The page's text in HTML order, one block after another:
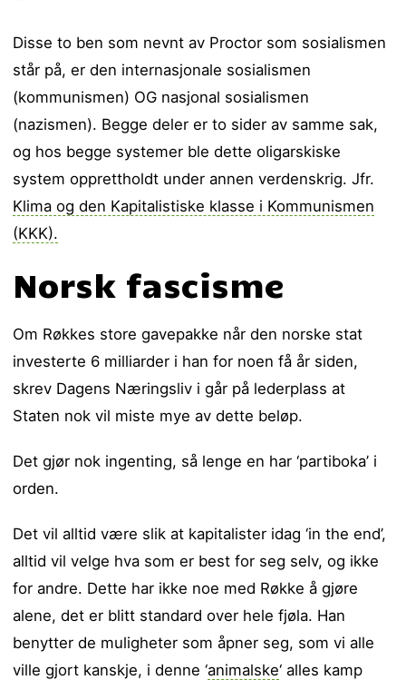
Disse to ben som nevnt av Proctor som sosialismen
står på, er den internasjonale sosialismen
(kommunismen) OG nasjonal sosialismen
(nazismen). Begge deler er to sider av samme sak,
og hos begge systemer ble dette oligarskiske
system opprettholdt under annen verdenskrig. Jfr.
Klima og den Kapitalistiske klasse i Kommunismen
(KKK).
Norsk fascisme
Om Røkkes store gavepakke når den norske stat
investerte 6 milliarder i han for noen få år siden,
skrev Dagens Næringsliv i går på lederplass at
Staten nok vil miste mye av dette beløp.
Det gjør nok ingenting, så lenge en har ‘partiboka’ i
orden.
Det vil alltid være slik at kapitalister idag ‘in the end’,
alltid vil velge hva som er best for seg selv, og ikke
for andre. Dette har ikke noe med Røkke å gjøre
alene, det er blitt standard over hele fjøla. Han
benytter de muligheter som åpner seg, som vi alle
ville gjort kanskje, i denne ‘animalske‘ alles kamp